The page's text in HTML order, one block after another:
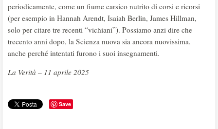
periodicamente, come un fiume carsico nutrito di corsi e ricorsi
(per esempio in Hannah Arendt, Isaiah Berlin, James Hillman,
solo per citare tre recenti “vichiani”). Possiamo anzi dire che
trecento anni dopo, la Scienza nuova sia ancora nuovissima,
anche perché intentati furono i suoi insegnamenti.
La Verità – 11 aprile 2025
Save